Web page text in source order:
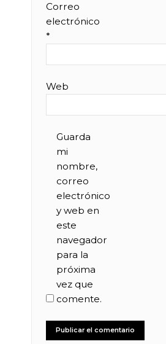
Correo
electrónico
*
Web
Guarda
mi
nombre,
correo
electrónico
y web en
este
navegador
para la
próxima
vez que
comente.